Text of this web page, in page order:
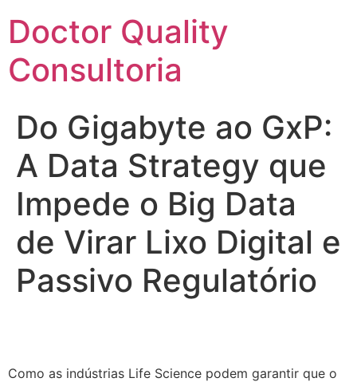
para
conteúdo
Doctor Quality
Consultoria
Do Gigabyte ao GxP:
A Data Strategy que
Impede o Big Data
de Virar Lixo Digital e
Passivo Regulatório
Como as indústrias Life Science podem garantir que o